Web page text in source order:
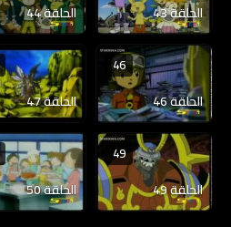
الحلقة 43 الحلقة 44
46
الحلقة 46 الحلقة 47
49
الحلقة 49 الحلقة 50